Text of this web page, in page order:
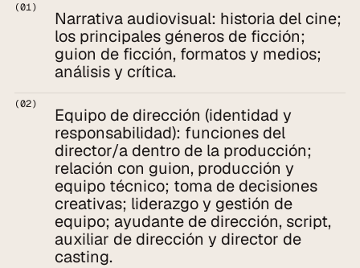
(01)
Narrativa audiovisual: historia del cine;
los principales géneros de ficción;
guion de ficción, formatos y medios;
análisis y crítica.
(02)
Equipo de dirección (identidad y
responsabilidad): funciones del
director/a dentro de la producción;
relación con guion, producción y
equipo técnico; toma de decisiones
creativas; liderazgo y gestión de
equipo; ayudante de dirección, script,
auxiliar de dirección y director de
casting.